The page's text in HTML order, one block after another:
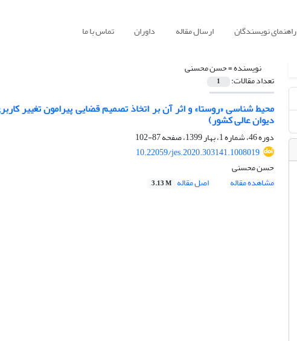
راهنمای نویسندگان ارسال مقاله داوران تماس با ما
نویسنده =حسن محسنی
تعداد مقالات: 1
دیوان عالی کشور)
دوره 46، شماره 1، بهار 1399، صفحه
87-102
10.22059/jes.2020.303141.1008019
حسن محسنی
مشاهده مقاله
اصل مقاله 3.13 M